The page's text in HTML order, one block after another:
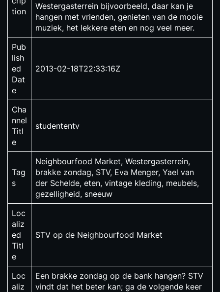
tion
Westergasterrein bijvoorbeeld, daar kan je
hangen met vrienden, genieten van de mooie
muziek, het lekkere eten en nog veel meer.
Pub
lish
ed
Dat
e
2013-02-18T22:33:16Z
Cha
nnel
Titl
e
studententv
Tag
s
Neighbourfood Market, Westergasterrein,
brakke zondag, STV, Eva Menger, Yael van
der Schelde, eten, vintage kleding, meubels,
gezelligheid, sneeuw
Loc
aliz
ed
Titl
e
STV op de Neighbourfood Market
Loc
aliz
Een brakke zondag op de bank hangen? STV
vindt dat het beter kan; ga de volgende keer